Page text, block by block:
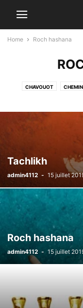
Home Roch hashana
CHAVOUOT
Tachlikh
admin4112 - 15 juillet
Roch hashana
admin4112 - 15 juillet